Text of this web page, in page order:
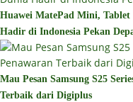
Huawei MatePad Mini,
Hadir di Indonesia Pekan
Mau Pesan Samsung S25
Terbaik dari Digiplus